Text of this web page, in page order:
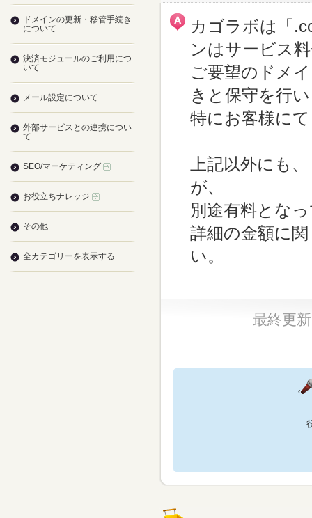
カゴラボは「
ンはサービス
ご要望のドメ
きと保守を行
特にお客様に
上記以外にも
が、
別途有料とな
詳細の金額に
い。
最終更
ドメインの更新・移管手続き
について
決済モジュールのご利用につ
いて
メール設定について
外部サービスとの連携につい
て
SEO/マーケティング
お役立ちナレッジ
その他
全カテゴリーを表示する